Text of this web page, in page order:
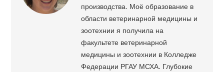
производства. Моё образование в
области ветеринарной медицины и
зоотехнии я получила на
факультете ветеринарной
медицины и зоотехнии в Колледже
Федерации РГАУ МСХА. Глубокие